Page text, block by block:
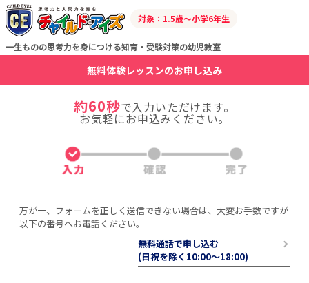
一生ものの思考力を身につける知育・受験対策の幼児教室
対象：1.5歳～小学6年生
無料体験レッスンのお申し込み
約60秒で入力いただけます。
お気軽にお申込みください。
万が一、フォームを正しく送信できない場合は、大変お手数ですが
以下の番号へお電話ください。
無料通話で申し込む
(日祝を除く10:00〜18:00)